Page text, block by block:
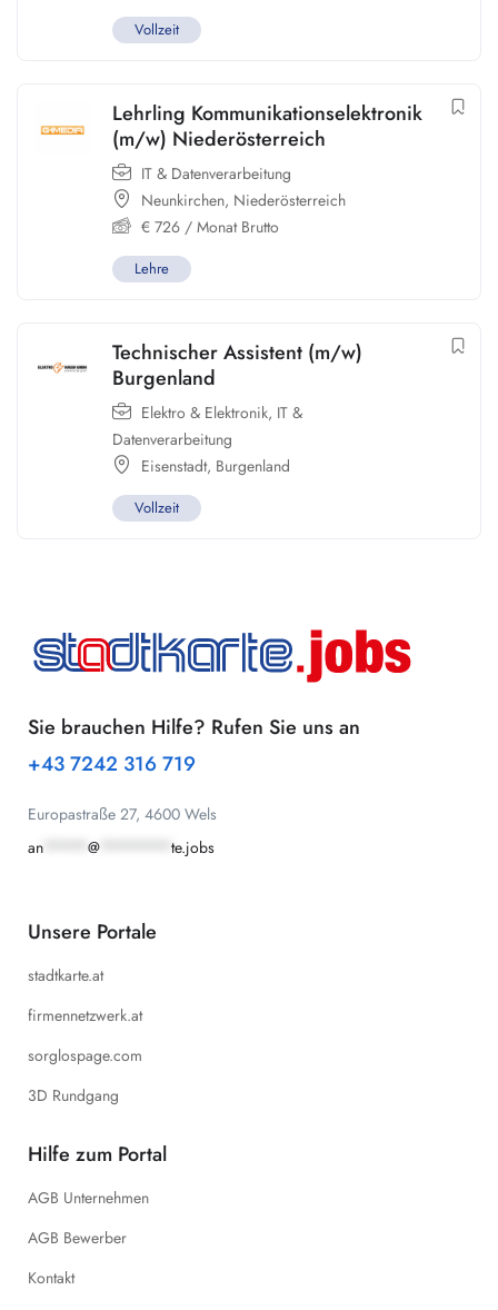
Vollzeit
Lehrling Kommunikationselektronik
(m/w) Niederösterreich
IT & Datenverarbeitung
Neunkirchen, Niederösterreich
€ 726 / Monat Brutto
Lehre
Technischer Assistent (m/w)
Burgenland
Elektro & Elektronik, IT &
Datenverarbeitung
Eisenstadt, Burgenland
Vollzeit
Sie brauchen Hilfe? Rufen Sie uns an
+43 7242 316 719
Europastraße 27, 4600 Wels
an
@ te.jobs
Unsere Portale
stadtkarte.at
firmennetzwerk.at
sorglospage.com
3D Rundgang
Hilfe zum Portal
AGB Unternehmen
AGB Bewerber
Kontakt